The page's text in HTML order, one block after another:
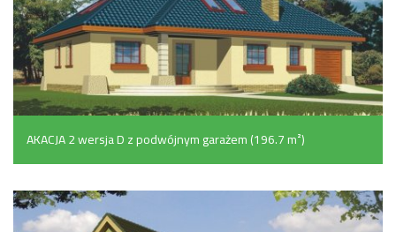
AKACJA 2 wersja D z podwójnym garażem (196.7 m²)